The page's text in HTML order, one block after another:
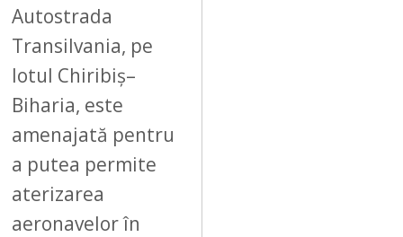
Autostrada
Transilvania, pe
lotul Chiribiș–
Biharia, este
amenajată pentru
a putea permite
aterizarea
aeronavelor în